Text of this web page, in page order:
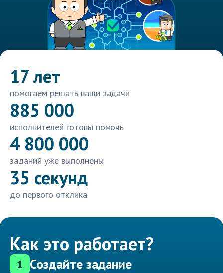
17 лет
помогаем решать ваши задачи
885 000
исполнителей готовы помочь
4 800 000
заданий уже выполнены
35 секунд
до первого отклика
Как это работает?
1 Создайте задание